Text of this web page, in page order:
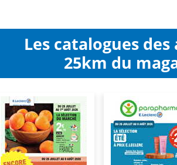
Les catalogues
25km du